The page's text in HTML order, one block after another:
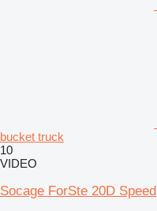
bucket truck
10
VIDEO
Socage ForSte 20D Speed